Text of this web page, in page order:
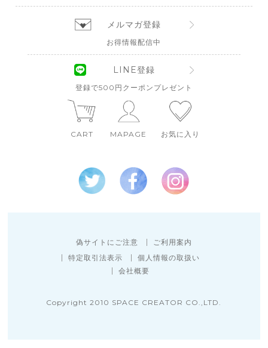
メルマガ登録
お得情報配信中
LINE登録
登録で500円クーポンプレゼント
CART MAPAGE お気に入り
偽サイトにご注意
ご利用案内
特定取引法表示
個人情報の取扱い
会社概要
Copyright 2010 SPACE CREATOR CO.,LTD.